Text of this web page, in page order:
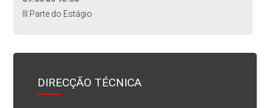
III Parte do Estágio
DIRECÇÃO TÉCNICA